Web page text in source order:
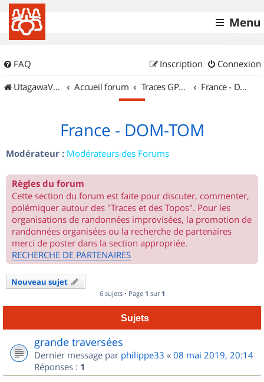
Menu
FAQ Connexion
Inscription
UtagawaVTT (Randos VTT et VTTAE avec traces GPS)
Accueil forum Traces GPS de randos VTT France - DOM-TOM
France - DOM-TOM
Modérateur : Modérateurs des Forums
Règles du forum
Cette section du forum est faite pour discuter, commenter,
polémiquer autour des "Traces et des Topos". Pour les
organisations de randonnées improvisées, la promotion de
randonnées organisées ou la recherche de partenaires
merci de poster dans la section appropriée.
RECHERCHE DE PARTENAIRES
Nouveau sujet
6 sujets • Page 1 sur 1
Sujets
grande traversées
Dernier message par philippe33 « 08 mai 2019, 20:14
Réponses : 1